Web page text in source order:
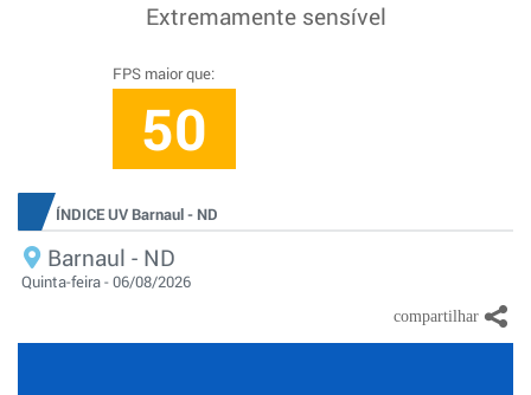
Extremamente sensível
FPS maior que:
50
ÍNDICE UV Barnaul - ND
Barnaul - ND
Quinta-feira - 06/08/2026